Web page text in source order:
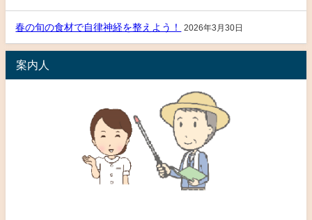
春の旬の食材で自律神経を整えよう！ 2026年3月30日
案内人